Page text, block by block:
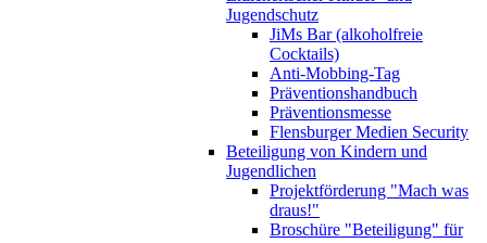
Jugendschutz
JiMs Bar (alkoholfreie
Cocktails)
Anti-Mobbing-Tag
Präventionshandbuch
Präventionsmesse
Flensburger Medien Security
Beteiligung von Kindern und
Jugendlichen
Projektförderung "Mach was
draus!"
Broschüre "Beteiligung" für